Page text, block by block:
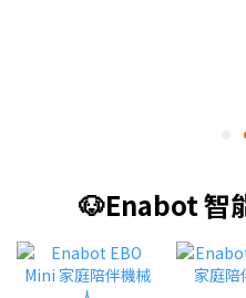
🐶Enabot 智